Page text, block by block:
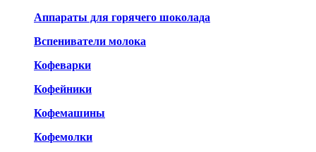
Аппараты для горячего шоколада
Вспениватели молока
Кофеварки
Кофейники
Кофемашины
Кофемолки